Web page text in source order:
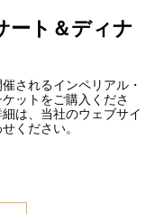
ート＆ディナ
されるインペリアル・
ットをご購入くださ
は、当社のウェブサイ
ください。